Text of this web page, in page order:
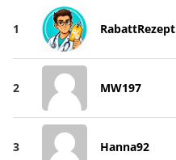
1 RabattRezept
2 MW197
3 Hanna92